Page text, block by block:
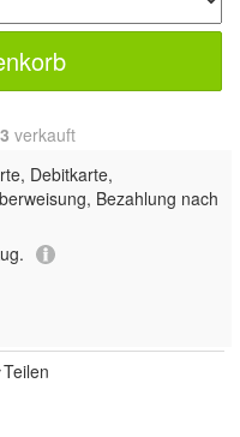
3 verkauft
Debitkarte,
Bezahlung nach
Teilen